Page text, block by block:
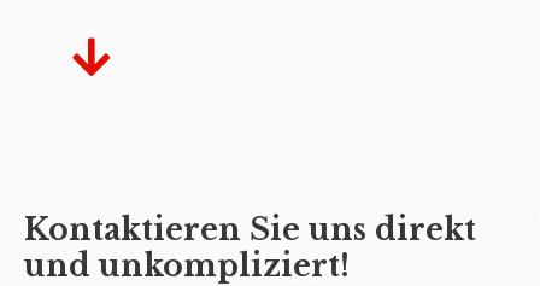
Kontaktieren Sie uns direkt
und unkompliziert!